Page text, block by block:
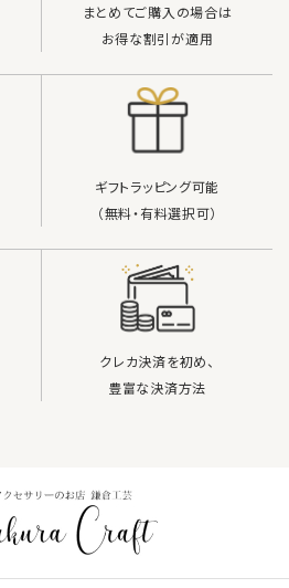
まとめてご購入の場合は
お得な割引が適用
ギフトラッピング可能
（無料・有料選択可）
クレカ決済を初め、
豊富な決済方法